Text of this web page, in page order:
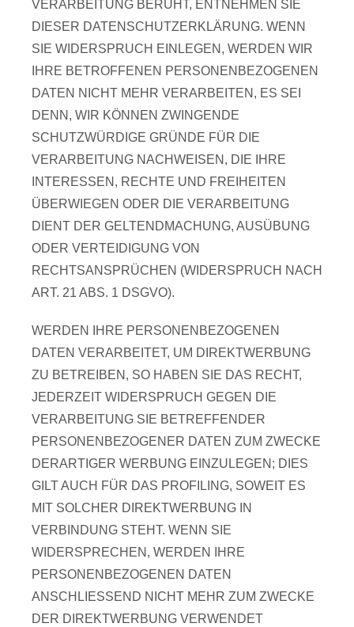
VERARBEITUNG BERUHT, ENTNEHMEN SIE
DIESER DATENSCHUTZERKLÄRUNG. WENN
SIE WIDERSPRUCH EINLEGEN, WERDEN WIR
IHRE BETROFFENEN PERSONENBEZOGENEN
DATEN NICHT MEHR VERARBEITEN, ES SEI
DENN, WIR KÖNNEN ZWINGENDE
SCHUTZWÜRDIGE GRÜNDE FÜR DIE
VERARBEITUNG NACHWEISEN, DIE IHRE
INTERESSEN, RECHTE UND FREIHEITEN
ÜBERWIEGEN ODER DIE VERARBEITUNG
DIENT DER GELTENDMACHUNG, AUSÜBUNG
ODER VERTEIDIGUNG VON
RECHTSANSPRÜCHEN (WIDERSPRUCH NACH
ART. 21 ABS. 1 DSGVO).
WERDEN IHRE PERSONENBEZOGENEN
DATEN VERARBEITET, UM DIREKTWERBUNG
ZU BETREIBEN, SO HABEN SIE DAS RECHT,
JEDERZEIT WIDERSPRUCH GEGEN DIE
VERARBEITUNG SIE BETREFFENDER
PERSONENBEZOGENER DATEN ZUM ZWECKE
DERARTIGER WERBUNG EINZULEGEN; DIES
GILT AUCH FÜR DAS PROFILING, SOWEIT ES
MIT SOLCHER DIREKTWERBUNG IN
VERBINDUNG STEHT. WENN SIE
WIDERSPRECHEN, WERDEN IHRE
PERSONENBEZOGENEN DATEN
ANSCHLIESSEND NICHT MEHR ZUM ZWECKE
DER DIREKTWERBUNG VERWENDET